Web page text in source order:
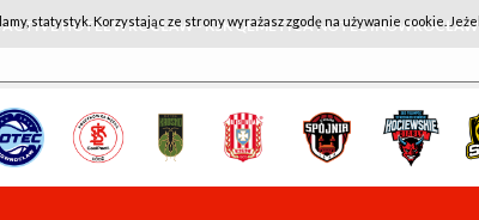
HOTEL WROCŁAW - KSK QEMETICA NOTEĆ INOWROCŁAW
statystyk. Korzystając ze strony wyrażasz zgodę na używanie cookie.